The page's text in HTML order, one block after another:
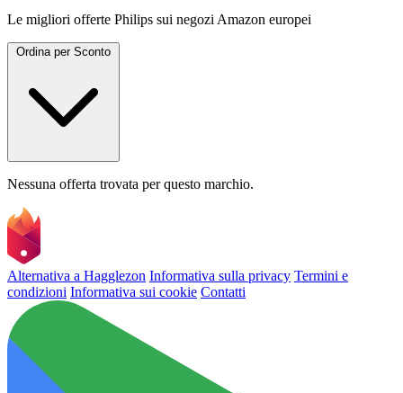
Le migliori offerte Philips sui negozi Amazon europei
Ordina per Sconto
Nessuna offerta trovata per questo marchio.
Alternativa a Hagglezon Informativa sulla privacy Termini e
condizioni Informativa sui cookie Contatti